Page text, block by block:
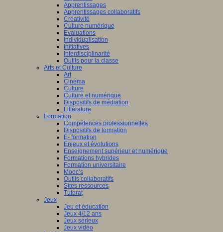
Apprentissages
Apprentissages collaboratifs
Créativité
Culture numérique
Evaluations
Individualisation
Initiatives
Interdisciplinarité
Outils pour la classe
Arts et Culture
Art
Cinéma
Culture
Culture et numérique
Dispositifs de médiation
Littérature
Formation
Compétences professionnelles
Dispositifs de formation
E- formation
Enjeux et évolutions
Enseignement supérieur et numérique
Formations hybrides
Formation universitaire
Mooc’s
Outils collaboratifs
Sites ressources
Tutorat
Jeux
Jeu et éducation
Jeux 4/12 ans
Jeux sérieux
Jeux vidéo